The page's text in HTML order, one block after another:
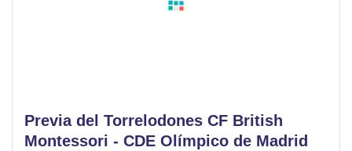
Previa del Torrelodones CF British
Montessori - CDE Olímpico de Madrid